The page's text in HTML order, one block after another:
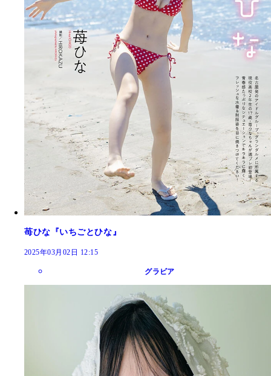
苺ひな『いちごとひな』
2025年03月02日 12:15
グラビア